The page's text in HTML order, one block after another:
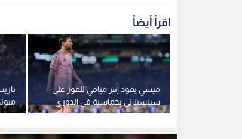
اقرأ أيضاً
ميسي يقود إنتر ميامي للفوز على
سينسيناتي بخماسية في الدوري
الأمريكي